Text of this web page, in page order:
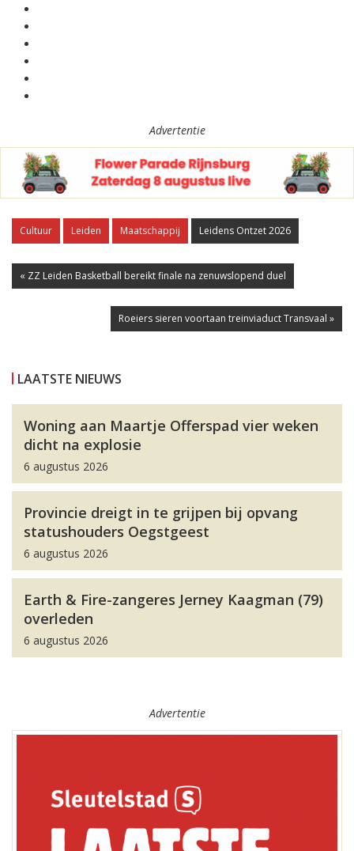
Advertentie
Cultuur Leiden Maatschappij Leidens Ontzet 2026
« ZZ Leiden Basketball bereikt finale na zenuwslopend duel
Roeiers sieren voortaan treinviaduct Transvaal »
LAATSTE NIEUWS
Woning aan Maartje Offerspad vier weken
dicht na explosie
6 augustus 2026
Provincie dreigt in te grijpen bij opvang
statushouders Oegstgeest
6 augustus 2026
Earth & Fire-zangeres Jerney Kaagman (79)
overleden
6 augustus 2026
Advertentie